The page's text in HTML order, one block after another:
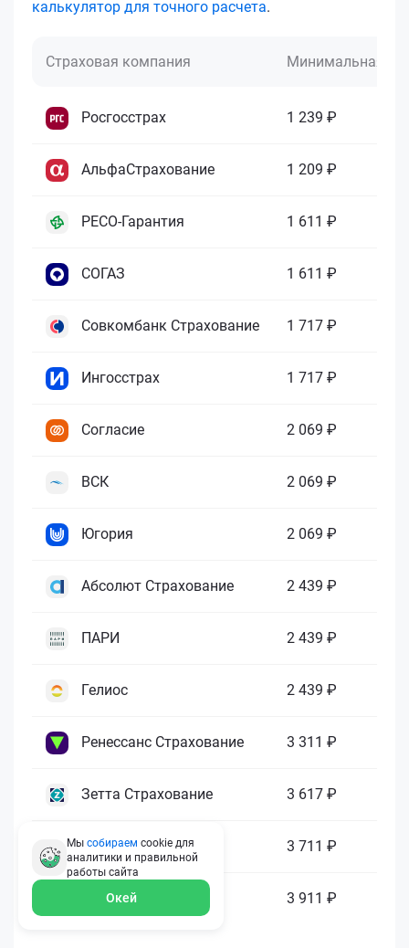
калькулятор для точного расчета.
Страховая компания Минимальная
Росгосстрах 1 239 ₽
АльфаСтрахование 1 209 ₽
РЕСО-Гарантия 1 611 ₽
СОГАЗ 1 611 ₽
Совкомбанк Страхование 1 717 ₽
Ингосстрах 1 717 ₽
Согласие 2 069 ₽
ВСК 2 069 ₽
Югория 2 069 ₽
Абсолют Страхование 2 439 ₽
ПАРИ 2 439 ₽
Гелиос 2 439 ₽
Ренессанс Страхование 3 311 ₽
Зетта Страхование 3 617 ₽
ГАЙДЕ 3 711 ₽
МАКС 3 911 ₽
Мы собираем cookie для
аналитики и правильной
работы сайта
Окей